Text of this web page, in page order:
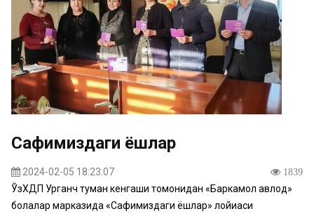
Сафимиздаги ёшлар
2024-02-05 18:23:07 1839
ЎзХДП Урганч туман кенгаши томонидан «Баркамол авлод»
болалар марказида «Сафимиздаги ёшлар» лойиҳаси